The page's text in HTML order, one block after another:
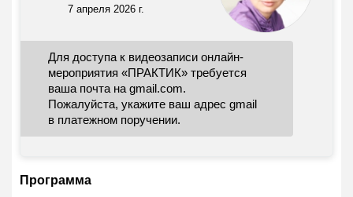
7 апреля 2026 г.
Для доступа к видеозаписи онлайн-
мероприятия «ПРАКТИК» требуется
ваша почта на gmail.com.
Пожалуйста, укажите ваш адрес gmail
в платежном поручении.
Программа